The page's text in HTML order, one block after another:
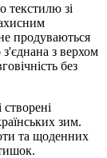
текстилю зі
продуваються
з верхом
без
зим.
та щоденних